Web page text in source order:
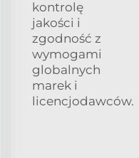
kontrolę
jakości i
zgodność z
wymogami
globalnych
marek i
licencjodawców.